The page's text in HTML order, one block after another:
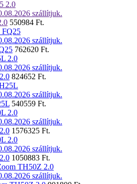
szállítjuk.
550984 Ft.
szállítjuk.
762620 Ft.
szállítjuk.
824652 Ft.
szállítjuk.
540559 Ft.
szállítjuk.
1576325 Ft.
szállítjuk.
1050883 Ft.
szállítjuk.